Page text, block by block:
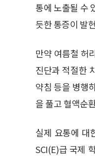
통에 노출될 수
듯한 통증이 발
만약 여름철 허
진단과 적절한
약침 등을 병행
을 풀고 혈액순
실제 요통에 대
SCI(E)급 국제